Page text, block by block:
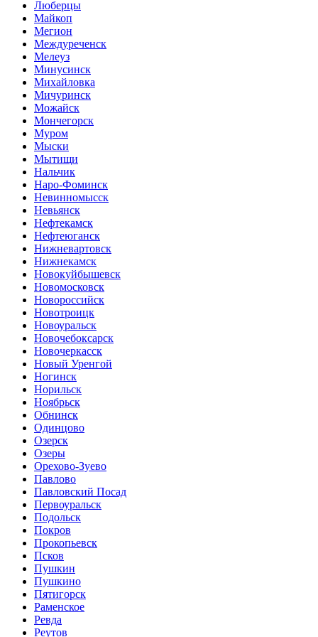
Люберцы
Майкоп
Мегион
Междуреченск
Мелеуз
Минусинск
Михайловка
Мичуринск
Можайск
Мончегорск
Муром
Мыски
Мытищи
Нальчик
Наро-Фоминск
Невинномысск
Невьянск
Нефтекамск
Нефтеюганск
Нижневартовск
Нижнекамск
Новокуйбышевск
Новомосковск
Новороссийск
Новотроицк
Новоуральск
Новочебоксарск
Новочеркасск
Новый Уренгой
Ногинск
Норильск
Ноябрьск
Обнинск
Одинцово
Озерск
Озеры
Орехово-Зуево
Павлово
Павловский Посад
Первоуральск
Подольск
Покров
Прокопьевск
Псков
Пушкин
Пушкино
Пятигорск
Раменское
Ревда
Реутов